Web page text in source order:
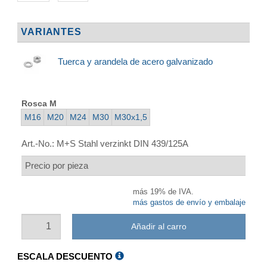
VARIANTES
Tuerca y arandela de acero galvanizado
Rosca M
M16 M20 M24 M30 M30x1,5
Art.-No.: M+S Stahl verzinkt DIN 439/125A
Precio por pieza
más 19% de IVA.
más gastos de envío y embalaje
Añadir al carro
ESCALA DESCUENTO